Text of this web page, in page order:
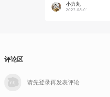
小力丸
2023-08-01
评论区